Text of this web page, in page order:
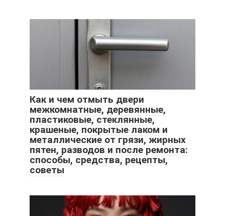
Как и чем отмыть двери
межкомнатные, деревянные,
пластиковые, стеклянные,
крашеные, покрытые лаком и
металлические от грязи, жирных
пятен, разводов и после ремонта:
способы, средства, рецепты,
советы